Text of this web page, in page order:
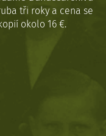
tři roky a cena se
okolo 16 €.